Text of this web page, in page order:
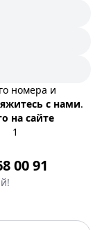
номера и
с нами.
на сайте
1
00 91